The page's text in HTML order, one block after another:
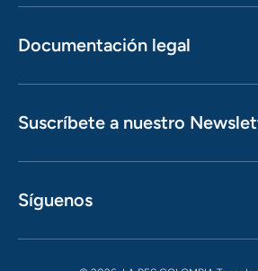
Documentación legal
Suscríbete a nuestro
Síguenos